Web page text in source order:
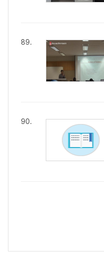
89.
90.